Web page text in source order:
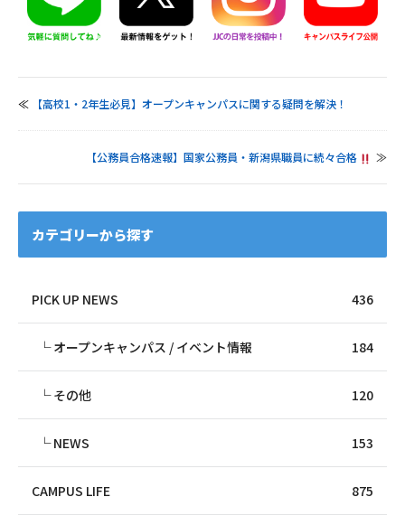
≪ 【高校1・2年生必見】オープンキャンパスに関する疑問を解決！
【公務員合格速報】国家公務員・新潟県職員に続々合格 ≫
カテゴリーから探す
PICK UP NEWS 436
オープンキャンパス / イベント情報 184
その他 120
NEWS 153
CAMPUS LIFE 875